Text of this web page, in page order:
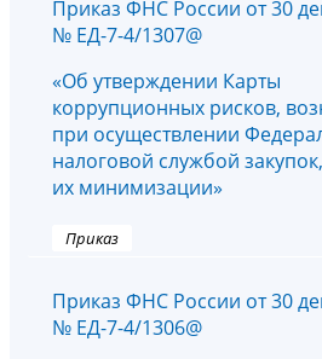
Приказ ФНС России от 30
№ ЕД-7-4/1307@
«Об утверждении Карты
коррупционных рисков,
при осуществлении
налоговой службой
их минимизации»
Приказ
Приказ ФНС России от 30
№ ЕД-7-4/1306@